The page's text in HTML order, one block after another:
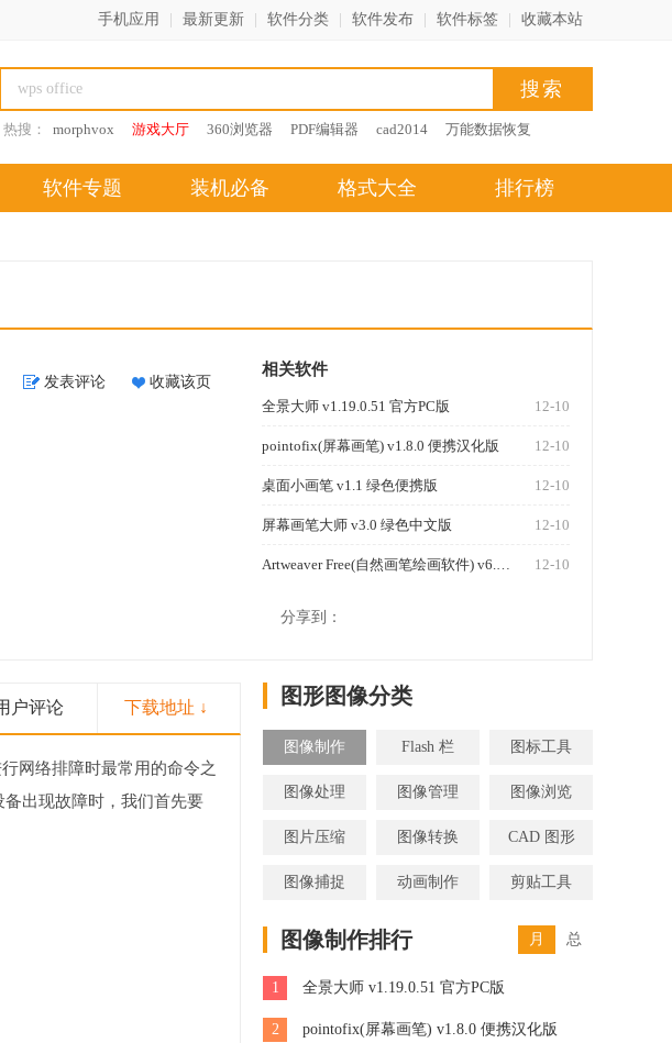
手机应用 最新更新 软件分类 软件发布 软件标签 收藏本站
热搜： morphvox 游戏大厅 360浏览器 PDF编辑器 cad2014 万能数据恢复
软件专题 装机必备 格式大全 排行榜
发表评论 收藏该页
相关软件
12-10
全景大师 v1.19.0.51 官方PC版
12-10
pointofix(屏幕画笔) v1.8.0 便携汉化版
12-10
桌面小画笔 v1.1 绿色便携版
12-10
屏幕画笔大师 v3.0 绿色中文版
12-10
Artweaver Free(自然画笔绘画软件) v6.0.2 绿色便携版
分享到：
户评论 下载地址 ↓
网络排障时最常用的命令之
出现故障时，我们首先要
图形图像分类
图像制作 Flash 栏 图标工具
图像处理 图像管理 图像浏览
图片压缩 图像转换 CAD 图形
图像捕捉 动画制作 剪贴工具
图像制作排行 月 总
1 全景大师 v1.19.0.51 官方PC版
2 pointofix(屏幕画笔) v1.8.0 便携汉化版